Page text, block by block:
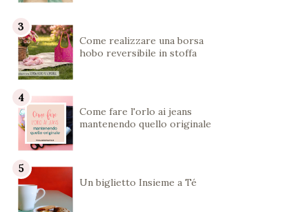
Come realizzare una borsa
hobo reversibile in stoffa
Come fare l'orlo ai jeans
mantenendo quello originale
Un biglietto Insieme a Té